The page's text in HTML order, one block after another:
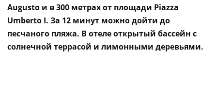
Augusto и в 300 метрах от площади Piazza
Umberto I. За 12 минут можно дойти до
песчаного пляжа. В отеле открытый бассейн с
солнечной террасой и лимонными деревьями.